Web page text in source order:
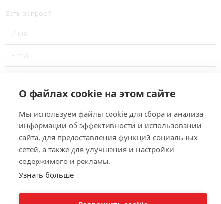
Есть вопрос?
Нажимая кнопку "Отправить", я даю свое согласие на
обработку моих персональных данных
в соответствии с
Федеральным законом от 27.07.2006 года №152-ФЗ "О
персональных данных", на условиях и для целей,
определенныхПолитикой конфиденциальности.
О файлах cookie на этом сайте
Мы используем файлы cookie для сбора и анализа
информации об эффективности и использовании
сайта, для предоставления функций социальных
сетей, а также для улучшения и настройки
содержимого и рекламы.
Узнать больше